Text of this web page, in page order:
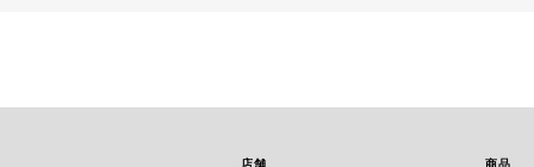
店舗 商品